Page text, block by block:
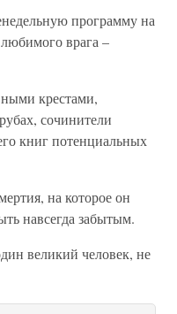
программу на
врага –
крестами,
сочинители
книг потенциальных
на которое он
навсегда забытым.
великий человек, не